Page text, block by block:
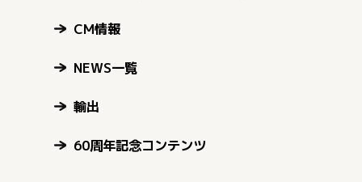
CM情報
NEWS一覧
輸出
60周年記念コンテンツ